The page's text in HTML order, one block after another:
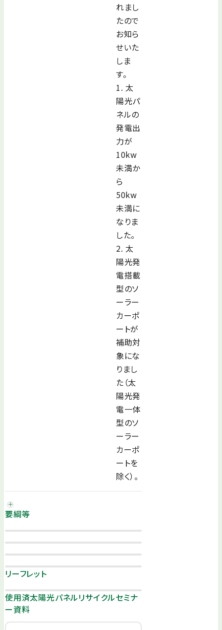
れまし
たので
お知ら
せいた
しま
す。
1. 太
陽光パ
ネルの
発電出
力が
10kw
未満か
ら
50kw
未満に
なりま
した。
2. 太
陽光発
電搭載
型のソ
ーラー
カーポ
ートが
補助対
象にな
りまし
た（太
陽光発
電一体
型のソ
ーラー
カーポ
ートを
除く）。
要綱等
リーフレット
使用済太陽光パネルリサイクルセミナ
ー資料